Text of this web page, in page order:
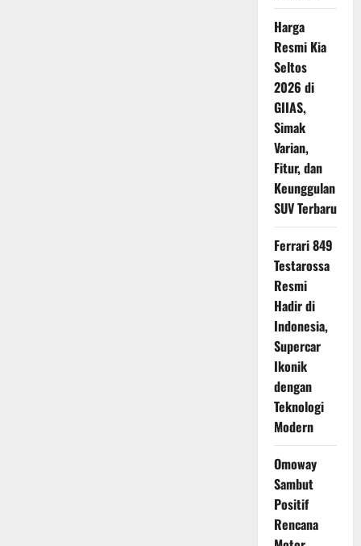
Harga
Resmi Kia
Seltos
2026 di
GIIAS,
Simak
Varian,
Fitur, dan
Keunggulan
SUV Terbaru
Ferrari 849
Testarossa
Resmi
Hadir di
Indonesia,
Supercar
Ikonik
dengan
Teknologi
Modern
Omoway
Sambut
Positif
Rencana